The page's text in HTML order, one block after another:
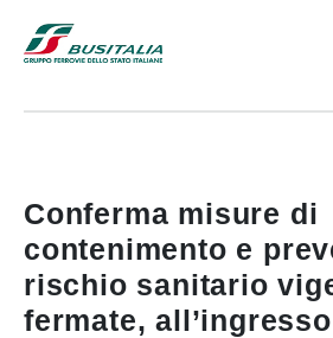
Conferma misure di
contenimento e
rischio sanitario
fermate,